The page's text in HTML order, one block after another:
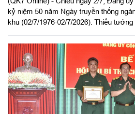
kỷ niệm 50 năm Ngày truyền thống
khu (02/7/1976-02/7/2026). Thiếu tướng
UBKT Đảng ủy Quân khu dự và chủ trì